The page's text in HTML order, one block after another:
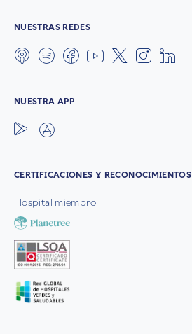
NUESTRAS REDES
NUESTRA APP
CERTIFICACIONES Y RECONOCIMIENTOS
Hospital miembro